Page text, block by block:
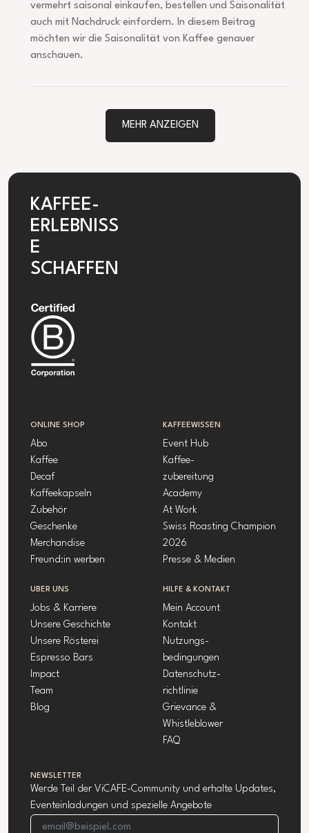
vermehrt saisonal einkaufen, bestellen und Saisonalität
auch mit Nachdruck einfordern. In diesem Beitrag
möchten wir die Saisonalität von Kaffee genauer
anschauen.
MEHR ANZEIGEN
KAFFEE-
ERLEBNISS
E
SCHAFFEN
ONLINE SHOP
Abo
Kaffee
Decaf
Kaffeekapseln
Zubehör
Geschenke
Merchandise
Freund:in werben
KAFFEEWISSEN
Event Hub
Kaffee-
zubereitung
Academy
At Work
Swiss Roasting Champion
2026
Presse & Medien
ÜBER UNS
Jobs & Karriere
Unsere Geschichte
Unsere Rösterei
Espresso Bars
Impact
Team
Blog
HILFE & KONTAKT
Mein Account
Kontakt
Nutzungs-
bedingungen
Datenschutz-
richtlinie
Grievance &
Whistleblower
FAQ
NEWSLETTER
Werde Teil der ViCAFE-Community und erhalte Updates,
Eventeinladungen und spezielle Angebote
E-Mail-Addresse